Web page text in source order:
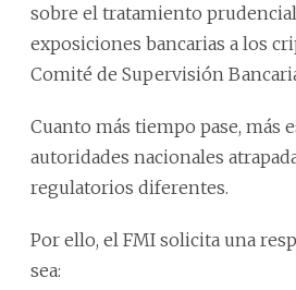
sobre el tratamiento
exposiciones bancarias a los
Comité de Supervisión
Cuanto más tiempo pase, más
autoridades nacionales
regulatorios diferentes.
Por ello, el FMI solicita una
sea: